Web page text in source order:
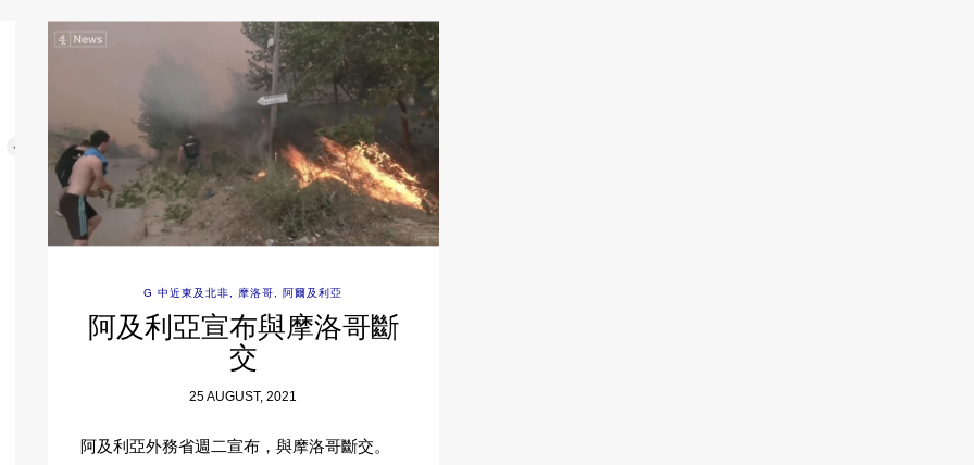
G 中近東及北非, 摩洛哥, 阿爾及利亞
阿及利亞宣布與摩洛哥斷
交
25 AUGUST, 2021
阿及利亞外務省週二宣布，與摩洛哥斷交。